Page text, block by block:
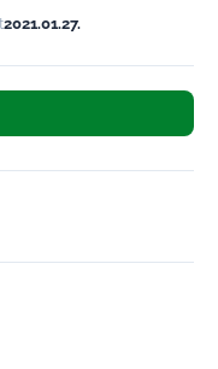
2021.01.27.